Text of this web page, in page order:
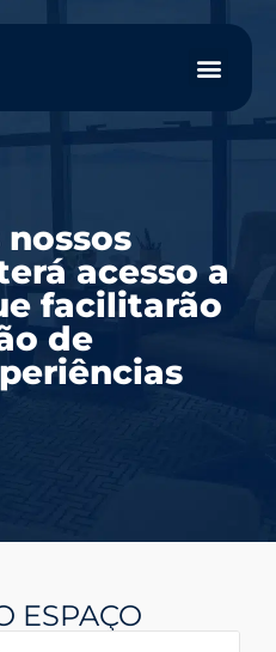
acesso a
facilitarão
de
ESPAÇO